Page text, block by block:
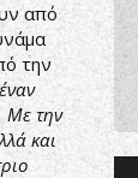
από
την
Με την
και